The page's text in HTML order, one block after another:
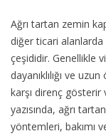
Ağrı tartan zemin
diğer ticari alanlarda
çeşididir. Genellikle
dayanıklılığı ve
karşı direnç
yazısında, ağrı
yöntemleri, bakımı